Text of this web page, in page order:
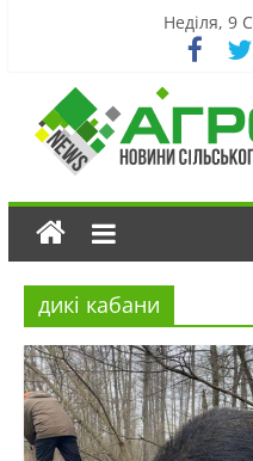
Неділя, 9
дикі кабани